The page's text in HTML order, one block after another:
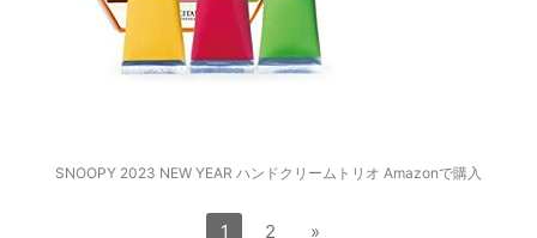
SNOOPY 2023 NEW YEAR ハンドクリームトリオ Amazonで購入
1 2 »